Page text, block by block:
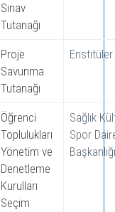
Sınav
Tutanağı
Proje
Savunma
Tutanağı
Enstitüler
Öğrenci
Toplulukları
Yönetim ve
Denetleme
Kurulları
Seçim
Sağlık
Spor
Başkanlığı